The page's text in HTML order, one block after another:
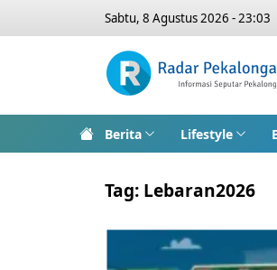
Sabtu, 8 Agustus 2026 - 23:03
Berita Lifestyle
Tag: Lebaran2026